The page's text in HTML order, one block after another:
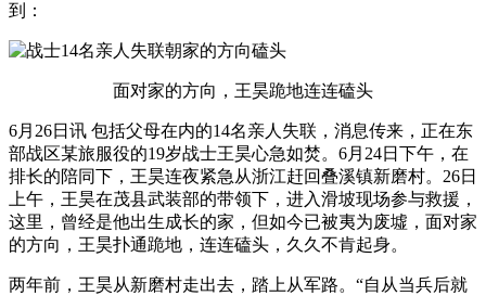
到：
面对家的方向，王昊跪地连连磕头
6月26日讯 包括父母在内的14名亲人失联，消息传来，正在东
部战区某旅服役的19岁战士王昊心急如焚。6月24日下午，在
排长的陪同下，王昊连夜紧急从浙江赶回叠溪镇新磨村。26日
上午，王昊在茂县武装部的带领下，进入滑坡现场参与救援，
这里，曾经是他出生成长的家，但如今已被夷为废墟，面对家
的方向，王昊扑通跪地，连连磕头，久久不肯起身。
两年前，王昊从新磨村走出去，踏上从军路。“自从当兵后就